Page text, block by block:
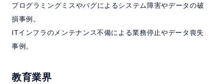
プログラミングミスやバグによるシステム障害やデータの破
損事例。
ITインフラのメンテナンス不備による業務停止やデータ喪失
事例。
教育業界